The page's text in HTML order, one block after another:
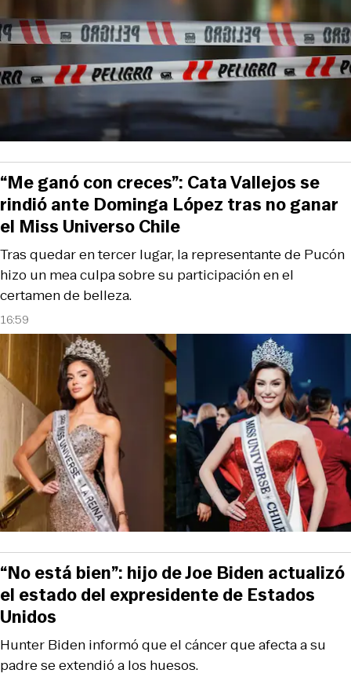
16:59
Tras quedar en tercer lugar, la representante de Pucón
hizo un mea culpa sobre su participación en el
certamen de belleza.
“Me ganó con creces”: Cata Vallejos se
rindió ante Dominga López tras no ganar
el Miss Universo Chile
Hunter Biden informó que el cáncer que afecta a su
padre se extendió a los huesos.
“No está bien”: hijo de Joe Biden actualizó
el estado del expresidente de Estados
Unidos